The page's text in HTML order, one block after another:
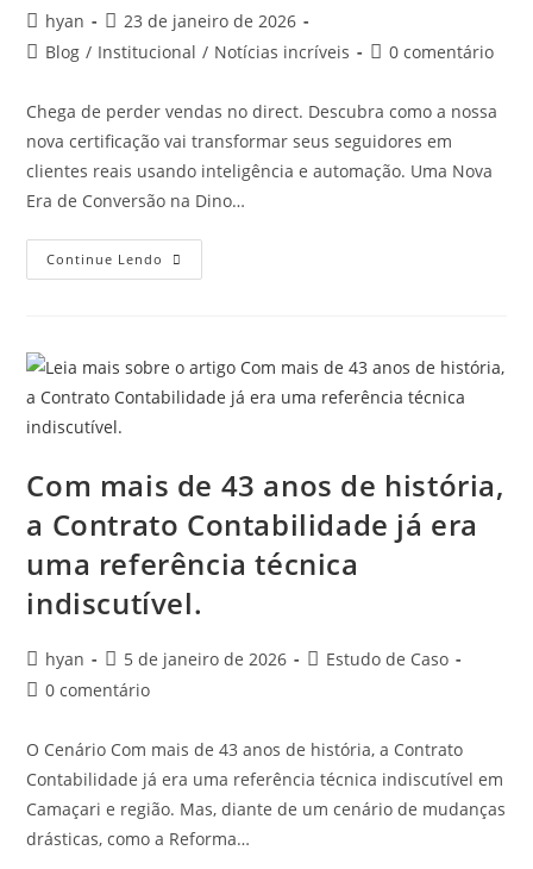
hyan
23 de janeiro de 2026
Blog / Institucional / Notícias incríveis 0 comentário
Chega de perder vendas no direct. Descubra como a nossa
nova certificação vai transformar seus seguidores em
clientes reais usando inteligência e automação. Uma Nova
Era de Conversão na Dino…
Continue Lendo
Com mais de 43 anos de história,
a Contrato Contabilidade já era
uma referência técnica
indiscutível.
hyan 5 de janeiro de 2026
Estudo de Caso
0 comentário
O Cenário Com mais de 43 anos de história, a Contrato
Contabilidade já era uma referência técnica indiscutível em
Camaçari e região. Mas, diante de um cenário de mudanças
drásticas, como a Reforma…